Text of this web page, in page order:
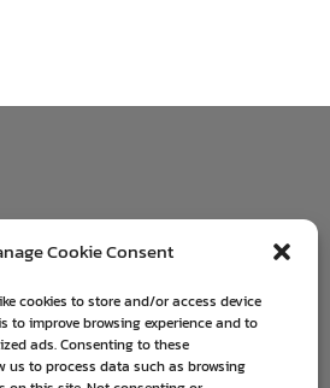
Cookie Consent
cookies to store and/or access device
to improve browsing experience and to
ads. Consenting to these
us to process data such as browsing